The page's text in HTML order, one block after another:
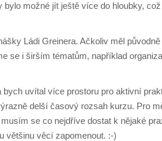
možné jít ještě více do hloubky,
Ládi Greinera. Ačkoliv měl
se i širším tématům, například
uvítal více prostoru pro aktivní
delší časový rozsah kurzu. Pro
se co nejdříve dostat k nějaké
většinu věcí zapomenout. :-)